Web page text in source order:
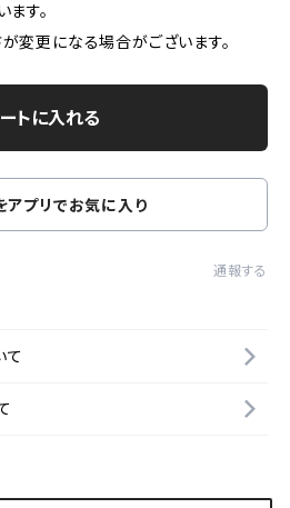
す。
変更になる場合がございます。
トに入れる
アプリでお気に入り
通報する
て